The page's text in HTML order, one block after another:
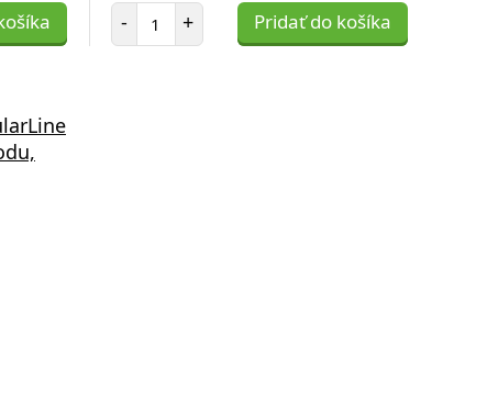
- Počet položiek
+ Pridať do košíka